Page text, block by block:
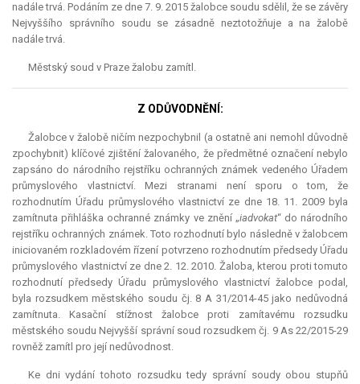
nadále trvá. Podáním ze dne 7. 9. 2015 žalobce soudu sdělil, že se závěry
Nejvyššího správního soudu se zásadně neztotožňuje a na žalobě
nadále trvá.
Městský soud v Praze žalobu zamítl.
Z ODŮVODNĚNÍ:
Žalobce v žalobě ničím nezpochybnil (a ostatně ani nemohl důvodně
zpochybnit) klíčové zjištění žalovaného, že předmětné označení nebylo
zapsáno do národního rejstříku ochranných známek vedeného Úřadem
průmyslového vlastnictví. Mezi stranami není sporu o tom, že
rozhodnutím Úřadu průmyslového vlastnictví ze dne 18. 11. 2009 byla
zamítnuta přihláška ochranné známky ve znění „iadvokat“ do národního
rejstříku ochranných známek. Toto rozhodnutí bylo následně v žalobcem
iniciovaném rozkladovém řízení potvrzeno rozhodnutím předsedy Úřadu
průmyslového vlastnictví ze dne 2. 12. 2010. Žaloba, kterou proti tomuto
rozhodnutí předsedy Úřadu průmyslového vlastnictví žalobce podal,
byla rozsudkem městského soudu čj. 8 A 31/2014-45 jako nedůvodná
zamítnuta. Kasační stížnost žalobce proti zamítavému rozsudku
městského soudu Nejvyšší správní soud rozsudkem čj. 9 As 22/2015-29
rovněž zamítl pro její nedůvodnost.
Ke dni vydání tohoto rozsudku tedy správní soudy obou stupňů